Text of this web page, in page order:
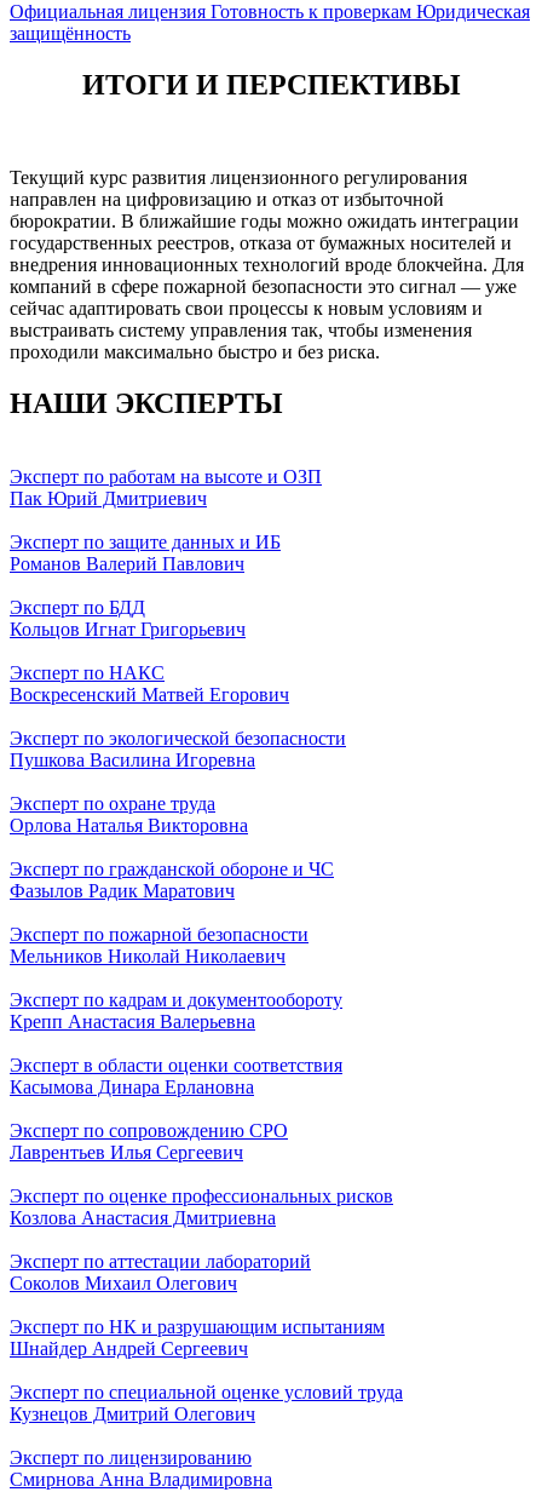
Официальная лицензия Готовность к проверкам Юридическая
защищённость
ИТОГИ И ПЕРСПЕКТИВЫ
Текущий курс развития лицензионного регулирования
направлен на цифровизацию и отказ от избыточной
бюрократии. В ближайшие годы можно ожидать интеграции
государственных реестров, отказа от бумажных носителей и
внедрения инновационных технологий вроде блокчейна. Для
компаний в сфере пожарной безопасности это сигнал — уже
сейчас адаптировать свои процессы к новым условиям и
выстраивать систему управления так, чтобы изменения
проходили максимально быстро и без риска.
НАШИ ЭКСПЕРТЫ
Эксперт по работам на высоте и ОЗП
Пак Юрий Дмитриевич
Эксперт по защите данных и ИБ
Романов Валерий Павлович
Эксперт по БДД
Кольцов Игнат Григорьевич
Эксперт по НАКС
Воскресенский Матвей Егорович
Эксперт по экологической безопасности
Пушкова Василина Игоревна
Эксперт по охране труда
Орлова Наталья Викторовна
Эксперт по гражданской обороне и ЧС
Фазылов Радик Маратович
Эксперт по пожарной безопасности
Мельников Николай Николаевич
Эксперт по кадрам и документообороту
Крепп Анастасия Валерьевна
Эксперт в области оценки соответствия
Касымова Динара Ерлановна
Эксперт по сопровождению СРО
Лаврентьев Илья Сергеевич
Эксперт по оценке профессиональных рисков
Козлова Анастасия Дмитриевна
Эксперт по аттестации лабораторий
Соколов Михаил Олегович
Эксперт по НК и разрушающим испытаниям
Шнайдер Андрей Сергеевич
Эксперт по специальной оценке условий труда
Кузнецов Дмитрий Олегович
Эксперт по лицензированию
Смирнова Анна Владимировна